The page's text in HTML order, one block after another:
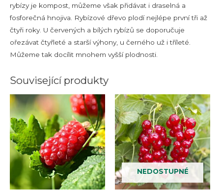
rybízy je kompost, můžeme však přidávat i draselná a
fosforečná hnojiva. Rybízové dřevo plodí nejlépe první tři až
čtyři roky. U červených a bílých rybízů se doporučuje
ořezávat čtyřleté a starší výhony, u černého už i tříleté.
Můžeme tak docílit mnohem vyšší plodnosti.
Související produkty
NEDOSTUPNÉ